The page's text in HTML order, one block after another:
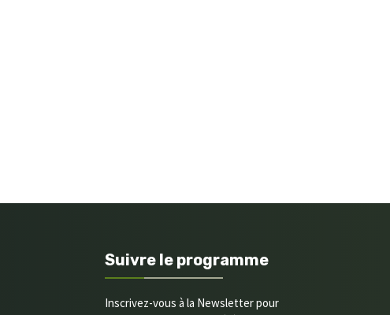
Suivre le programme
Inscrivez-vous à la Newsletter pour